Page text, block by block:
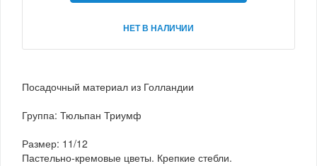
НЕТ В НАЛИЧИИ
Посадочный материал из Голландии
Группа: Тюльпан Триумф
Размер: 11/12
Пастельно-кремовые цветы. Крепкие стебли.